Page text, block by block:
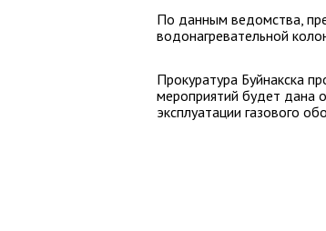
По данным ведомства,
водонагревательной
Прокуратура Буйнакска
мероприятий будет дана
эксплуатации газового